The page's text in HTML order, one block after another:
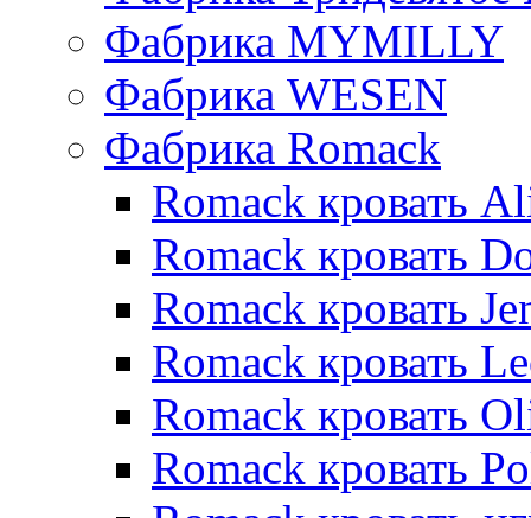
Фабрика MYMILLY
Фабрика WESEN
Фабрика Romack
Romack кровать
Romack кровать
Romack кровать
Romack кровать
Romack кровать
Romack кровать